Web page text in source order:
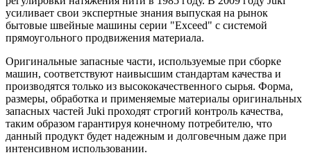
усиливает свои экспертные знания выпуская на рынок
бытовые швейные машины серии "Exceed" с системой
прямоугольного продвижения материала.
Оригинальные запасные части, используемые при сборке
машин, соответствуют наивысшим стандартам качества и
производятся только из высококачественного сырья. Форма,
размеры, обработка и применяемые материалы оригинальных
запасных частей Juki проходят строгий контроль качества,
таким образом гарантируя конечному потребителю, что
данный продукт будет надежным и долговечным даже при
интенсивном использовании.